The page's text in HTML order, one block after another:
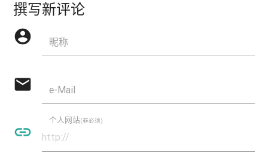
撰写新评论
account_circle 昵称
mail e-Mail
insert_link
个人网站(非必须)